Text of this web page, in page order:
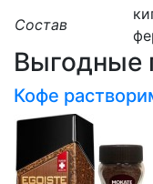
Состав
Выгодные
Кофе